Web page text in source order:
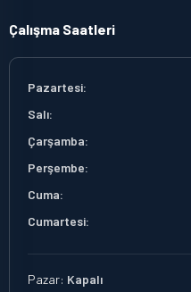
Çalışma Saatleri
Pazartesi:
Salı:
Çarşamba:
Perşembe:
Cuma:
Cumartesi:
Pazar: Kapalı